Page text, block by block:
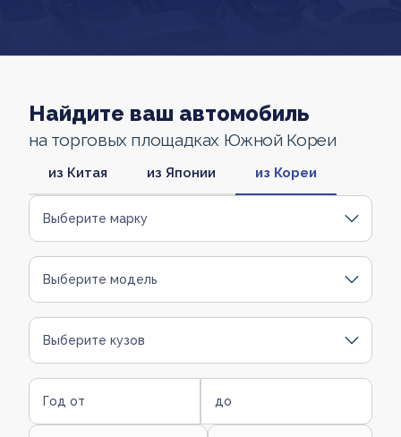
Найдите ваш автомобиль
на торговых площадках Южной Кореи
из Китая из Японии из Кореи
Выберите марку
Выберите модель
Выберите кузов
Год от до